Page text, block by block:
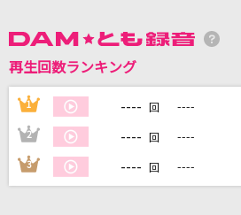
白い季節
Misia
DAMの新曲・ランキン
再生回数ランキング
1 ---- 回 ----
2 ---- 回 ----
3 ---- 回 ----